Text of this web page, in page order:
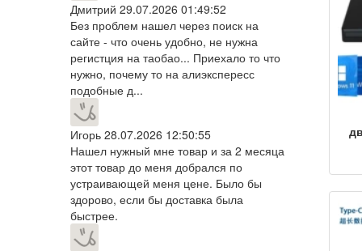
Дмитрий 29.07.2026 01:49:52
Без проблем нашел через поиск на
сайте - что очень удобно, не нужна
регистция на таобао... Приехало то что
нужно, почему то на алиэкспересс
подобные д...
Игорь 28.07.2026 12:50:55
Нашел нужный мне товар и за 2 месяца
этот товар до меня добрался по
устраивающей меня цене. Было бы
здорово, если бы доставка была
быстрее.